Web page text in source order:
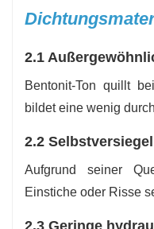
sinnvolle Lösung.
Muster
Angebot
2.1
Bentonit-Ton quillt
bildet eine wenig
2.2
Aufgrund seiner
Einstiche oder Risse
2.3 Geringe